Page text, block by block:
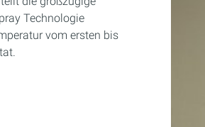
Technologie
vom ersten bis